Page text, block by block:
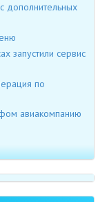
дополнительных
запустили сервис
по
авиакомпанию